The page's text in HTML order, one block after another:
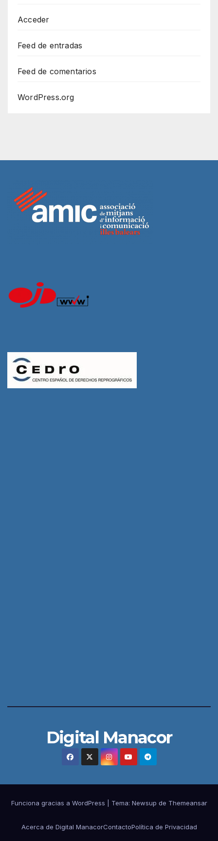
Acceder
Feed de entradas
Feed de comentarios
WordPress.org
Digital Manacor
Funciona gracias a WordPress Tema: Newsup de Themeansar
Acerca de Digital ManacorContactoPolítica de Privacidad